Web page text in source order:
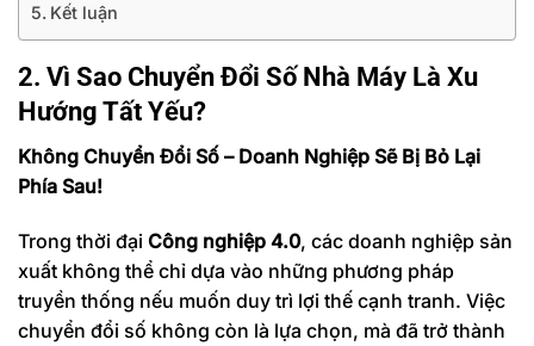
Kết luận
2. Vì Sao Chuyển Đổi Số Nhà Máy Là Xu
Hướng Tất Yếu?
Không Chuyển Đổi Số – Doanh Nghiệp Sẽ Bị Bỏ Lại
Phía Sau!
Trong thời đại Công nghiệp 4.0, các doanh nghiệp sản
xuất không thể chỉ dựa vào những phương pháp
truyền thống nếu muốn duy trì lợi thế cạnh tranh. Việc
chuyển đổi số không còn là lựa chọn, mà đã trở thành